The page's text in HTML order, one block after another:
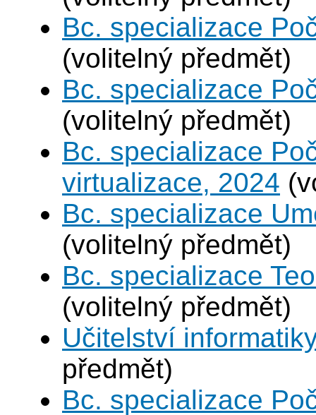
Bc. specializace
(volitelný předmět)
Bc. specializace
(volitelný předmět)
Bc. specializace
virtualizace, 2024
Bc. specializace
(volitelný předmět)
Bc. specializace
(volitelný předmět)
Učitelství
předmět)
Bc. specializace